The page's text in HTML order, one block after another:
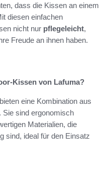
dass die Kissen an einem
diesen einfachen
nicht nur pflegeleicht,
Freude an ihnen haben.
Kissen von Lafuma?
eine Kombination aus
Sie sind ergonomisch
Materialien, die
sind, ideal für den Einsatz